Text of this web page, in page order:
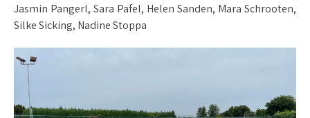
Jasmin Pangerl, Sara Pafel, Helen Sanden, Mara Schrooten,
Silke Sicking, Nadine Stoppa